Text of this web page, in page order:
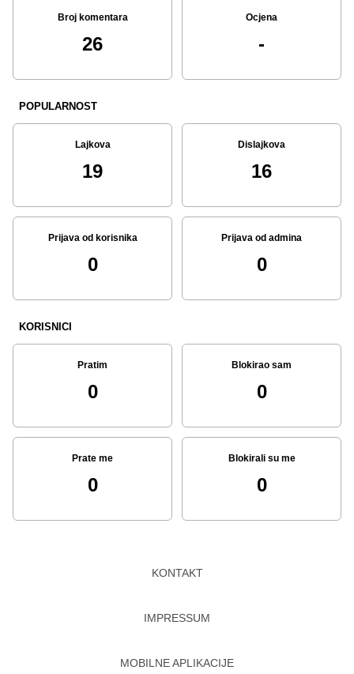
Broj komentara
26
Ocjena
-
POPULARNOST
Lajkova
19
Dislajkova
16
Prijava od korisnika
0
Prijava od admina
0
KORISNICI
Pratim
0
Blokirao sam
0
Prate me
0
Blokirali su me
0
KONTAKT
IMPRESSUM
MOBILNE APLIKACIJE